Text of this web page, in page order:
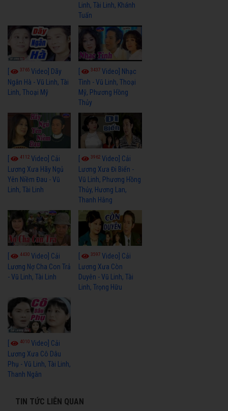
Linh, Tài Linh, Khánh
Tuấn
3765 Video] Dãy
Ngân Hà - Vũ Linh, Tài
Linh, Thoại Mỹ
3437Video] Nhạc
Tình - Vũ Linh, Thoại
Mỹ, Phương Hồng
Thủy
4112 Video] Cải
Lương Xưa Hãy Ngủ
Yên Niềm Đau - Vũ
Linh, Tài Linh
3962Video] Cải
Lương Xưa Đi Biển -
Vũ Linh, Phương Hồng
Thủy, Hương Lan,
Thanh Hằng
4430 Video] Cải
Lương Nợ Cha Con Trả
- Vũ Linh, Tài Linh
3597Video] Cải
Lương Xưa Còn
Duyên - Vũ Linh, Tài
Linh, Trọng Hữu
[ 4010 Video] Cải
Lương Xưa Cô Dâu
Phụ - Vũ Linh, Tài Linh,
Thanh Ngân
TIN TỨC LIÊN QUAN